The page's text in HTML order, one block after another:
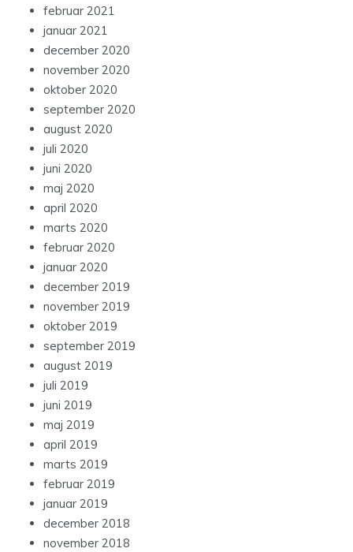
februar 2021
januar 2021
december 2020
november 2020
oktober 2020
september 2020
august 2020
juli 2020
juni 2020
maj 2020
april 2020
marts 2020
februar 2020
januar 2020
december 2019
november 2019
oktober 2019
september 2019
august 2019
juli 2019
juni 2019
maj 2019
april 2019
marts 2019
februar 2019
januar 2019
december 2018
november 2018